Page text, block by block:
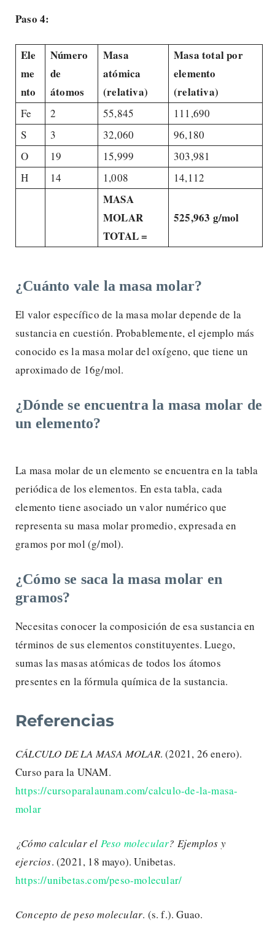
Paso 4:
Ele
me
nto
Número
de
átomos
Masa
atómica
(relativa)
Masa total por
elemento
(relativa)
Fe 2 55,845
111,690
S
3 32,060
96,180
O
19 15,999
303,981
H
14 1,008 14,112
MASA
MOLAR
TOTAL =
525,963 g/mol
¿Cuánto vale la masa molar?
El valor específico de la masa molar depende de la
sustancia en cuestión. Probablemente, el ejemplo más
conocido es la masa molar del oxígeno, que tiene un
aproximado de 16g/mol.
¿Dónde se encuentra la masa molar de
un elemento?
La masa molar de un elemento se encuentra en la tabla
periódica de los elementos. En esta tabla, cada
elemento tiene asociado un valor numérico que
representa su masa molar promedio, expresada en
gramos por mol (g/mol).
¿Cómo se saca la masa molar en
gramos?
Necesitas conocer la composición de esa sustancia en
términos de sus elementos constituyentes. Luego,
sumas las masas atómicas de todos los átomos
presentes en la fórmula química de la sustancia.
Referencias
CÁLCULO DE LA MASA MOLAR. (2021, 26 enero).
Curso para la UNAM.
https://cursoparalaunam.com/calculo-de-la-masa-
molar
¿Cómo calcular el Peso molecular? Ejemplos y
ejercios. (2021, 18 mayo). Unibetas.
https://unibetas.com/peso-molecular/
Concepto de peso molecular. (s. f.). Guao.